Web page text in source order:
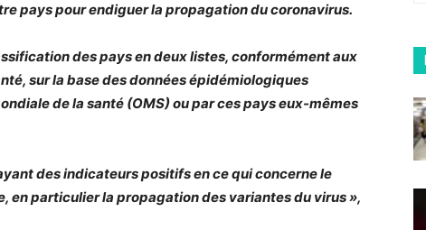
pays pour endiguer la propagation du coronavirus.
des pays en deux listes, conformément aux
sur la base des données épidémiologiques
de la santé (OMS) ou par ces pays eux-mêmes
des indicateurs positifs en ce qui concerne le
en particulier la propagation des variantes du virus »,